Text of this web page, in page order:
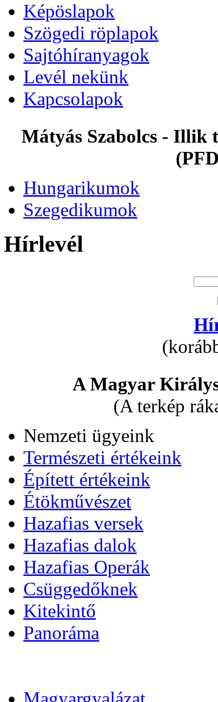
Képöslapok
Szögedi röplapok
Sajtóhíranyagok
Levél nekünk
Kapcsolapok
Mátyás Szabolcs - Illik
Hungarikumok
Szegedikumok
Hírlevél
A Magyar
(A terkép
Nemzeti ügyeink
Természeti értékeink
Épített értékeink
Étökművészet
Hazafias versek
Hazafias dalok
Hazafias Operák
Csüggedőknek
Kitekintő
Panoráma